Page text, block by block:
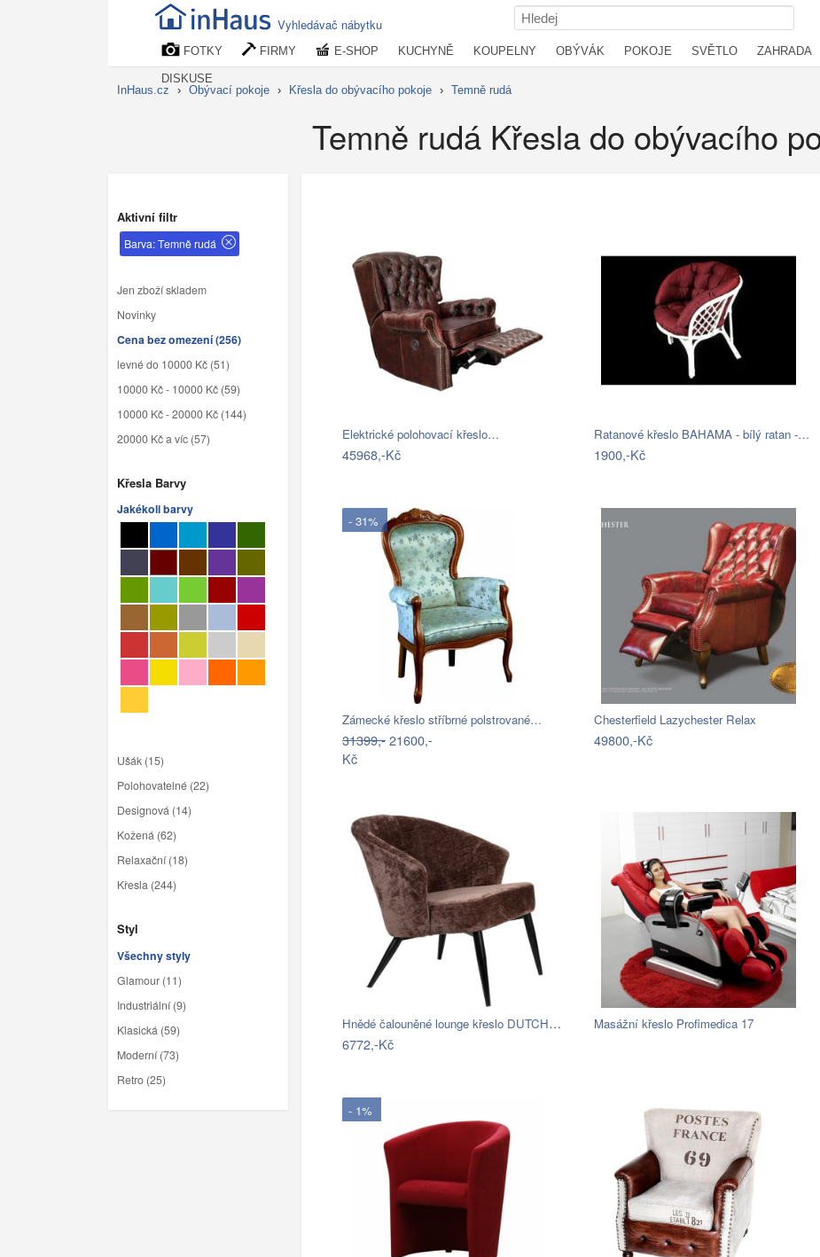
Vyhledávač nábytku
FOTKY FIRMY E-SHOP KUCHYNĚ KOUPELNY OBÝVÁK POKOJE SVĚTLO ZAHRADA
DISKUSE
InHaus.cz
› Obývací pokoje › Křesla do obývacího pokoje › Temně rudá
Temně rudá Křesla do obývacího
Aktivní filtr
Barva: Temně rudá
Jen zboží skladem
Novinky
Cena bez omezení (256)
levné do 10000 Kč (51)
10000 Kč - 10000 Kč (59)
10000 Kč - 20000 Kč (144)
20000 Kč a víc (57)
Křesla Barvy
Jakékoli barvy
Ušák (15)
Polohovatelné (22)
Designová (14)
Kožená (62)
Relaxační (18)
Křesla (244)
Styl
Všechny styly
Glamour (11)
Industriální (9)
Klasická (59)
Moderní (73)
Retro (25)
Elektrické polohovací křeslo…
45968,-Kč
Ratanové křeslo BAHAMA - bílý ratan -…
1900,-Kč
- 31%
Zámecké křeslo stříbrné polstrované…
31399,-21600,-
Kč
Chesterfield Lazychester Relax
49800,-Kč
Hnědé čalouněné lounge křeslo DUTCHBONE…
6772,-Kč
Masážní křeslo Profimedica 17
- 1%